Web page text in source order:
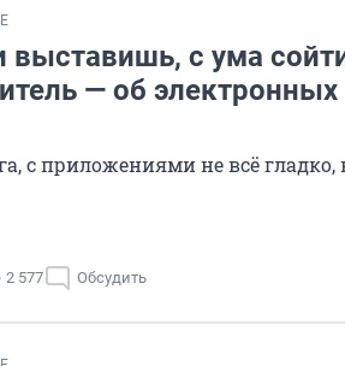
выставишь, с ума
— об электронных
с приложениями не всё гладко,
2 577 Обсудить